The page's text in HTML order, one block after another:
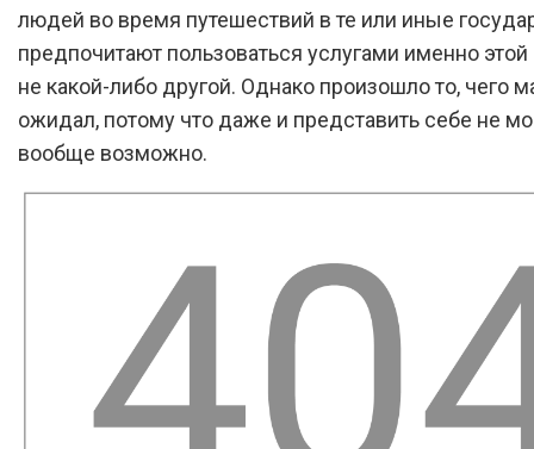
людей во время путешествий в те или иные
предпочитают пользоваться услугами именно
не какой-либо другой. Однако произошло то, чего
ожидал, потому что даже и представить себе не
вообще возможно.